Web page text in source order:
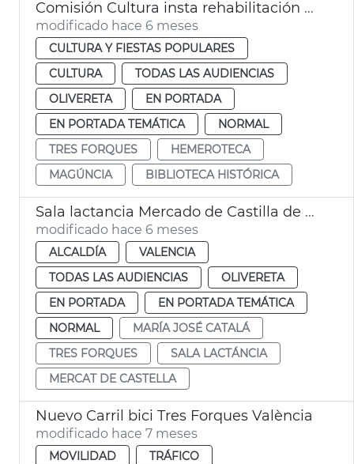
Comisión Cultura insta rehabilitación Hemeroteca y Biblioteca Histórica València
modificado hace 6 meses
CULTURA Y FIESTAS POPULARES
CULTURA
TODAS LAS AUDIENCIAS
OLIVERETA
EN PORTADA
EN PORTADA TEMÁTICA
NORMAL
TRES FORQUES
HEMEROTECA
MAGÚNCIA
BIBLIOTECA HISTÓRICA
Sala lactancia Mercado de Castilla de València
modificado hace 6 meses
ALCALDÍA
VALENCIA
TODAS LAS AUDIENCIAS
OLIVERETA
EN PORTADA
EN PORTADA TEMÁTICA
NORMAL
MARÍA JOSÉ CATALÁ
TRES FORQUES
SALA LACTÁNCIA
MERCAT DE CASTELLA
Nuevo Carril bici Tres Forques València
modificado hace 7 meses
MOVILIDAD
TRÁFICO